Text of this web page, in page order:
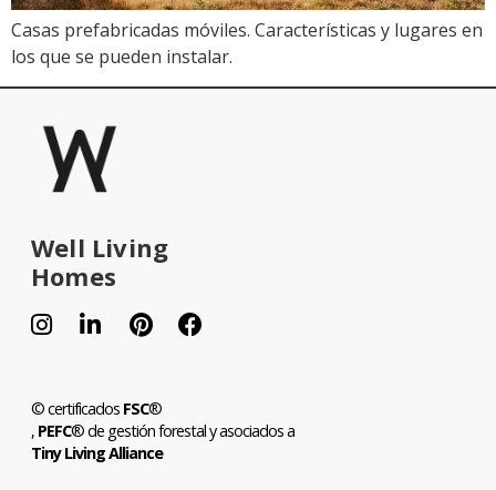
Casas prefabricadas móviles. Características y lugares en
los que se pueden instalar.
Well Living
Homes
© certificados FSC®
, PEFC® de gestión forestal y asociados a
Tiny Living Alliance